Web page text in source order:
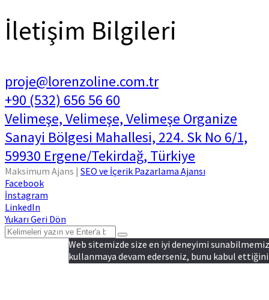
İletişim Bilgileri
proje@lorenzoline.com.tr
+90 (532) 656 56 60
Velimeşe, Velimeşe, Velimeşe Organize
Sanayi Bölgesi Mahallesi, 224. Sk No 6/1,
59930 Ergene/Tekirdağ, Türkiye
Maksimum Ajans | SEO ve İçerik Pazarlama Ajansı
Facebook
İnstagram
LinkedIn
Yukarı Geri Dön
Web sitemizde size en iyi deneyimi
kullanmaya devam ederseniz, bunu kabul